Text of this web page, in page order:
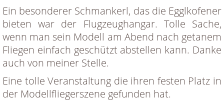
Ein besonderer Schmankerl, das die Egglkofener
bieten war der Flugzeughangar. Tolle Sache,
wenn man sein Modell am Abend nach getanem
Fliegen einfach geschützt abstellen kann. Danke
auch von meiner Stelle.
Eine tolle Veranstaltung die ihren festen Platz in
der Modellfliegerszene gefunden hat.